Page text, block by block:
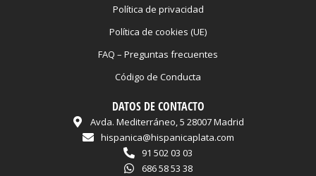
Política de privacidad
Política de cookies (UE)
FAQ – Preguntas frecuentes
Código de Conducta
DATOS DE CONTACTO
Avda. Mediterráneo, 5 28007 Madrid
hispanica@hispanicaplata.com
91 502 03 03
686 58 53 38